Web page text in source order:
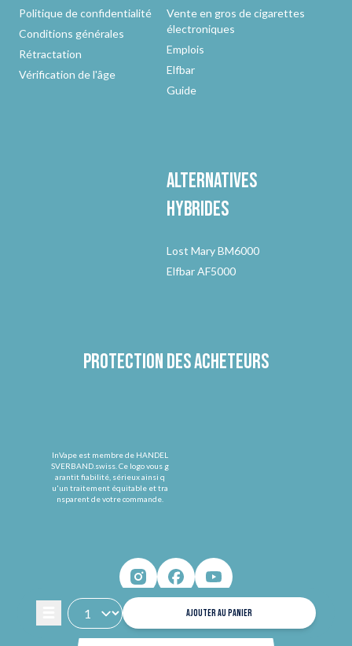
AJOUTER AU PANIER
Politique de confidentialité
Conditions générales
Rétractation
Vérification de l'âge
Vente en gros de cigarettes
électroniques
Emplois
Elfbar
Guide
Alternatives
hybrides
Lost Mary BM6000
Elfbar AF5000
Protection des acheteurs
InVape est membre de HANDEL
SVERBAND.swiss. Ce logo vous g
arantit fiabilité, sérieux ainsi q
u'un traitement équitable et tra
nsparent de votre commande.